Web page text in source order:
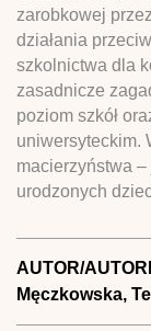
zarobkowej
działania
szkolnictwa dla
zasadnicze
poziom szkół
uniwersyteckim.
macierzyństwa
urodzonych
AUTOR/
Męczkowska,